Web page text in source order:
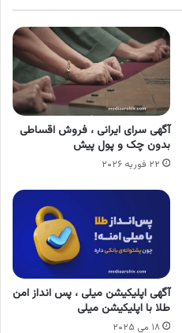
آگهی سرای ایرانی ، فروش اقساطی
بدون چک و پول پیش
۲۲ فوریه ۲۰۲۶
آگهی اپلیکیشن میلی ، پس انداز امن
طلا با اپلیکیشن میلی
۱۸ می ۲۰۲۵